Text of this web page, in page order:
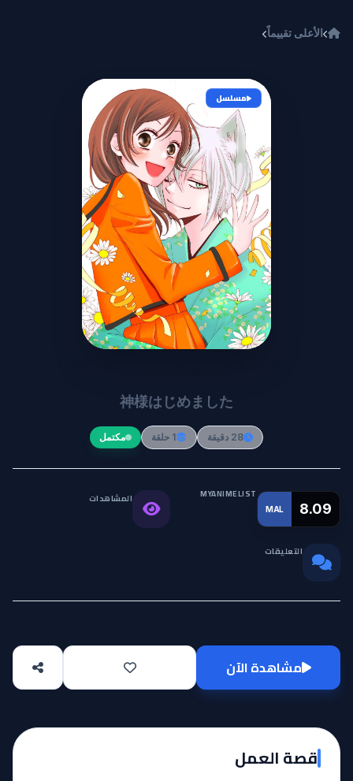
الأعلى تقييماً
مسلسل
Kamisama Hajimemashita OVA
神様はじめました
28 دقيقة 1 حلقة مكتمل
MAL 8.09
MYANIMELIST المشاهدات
التعليقات
مشاهدة الآن
قصة العمل